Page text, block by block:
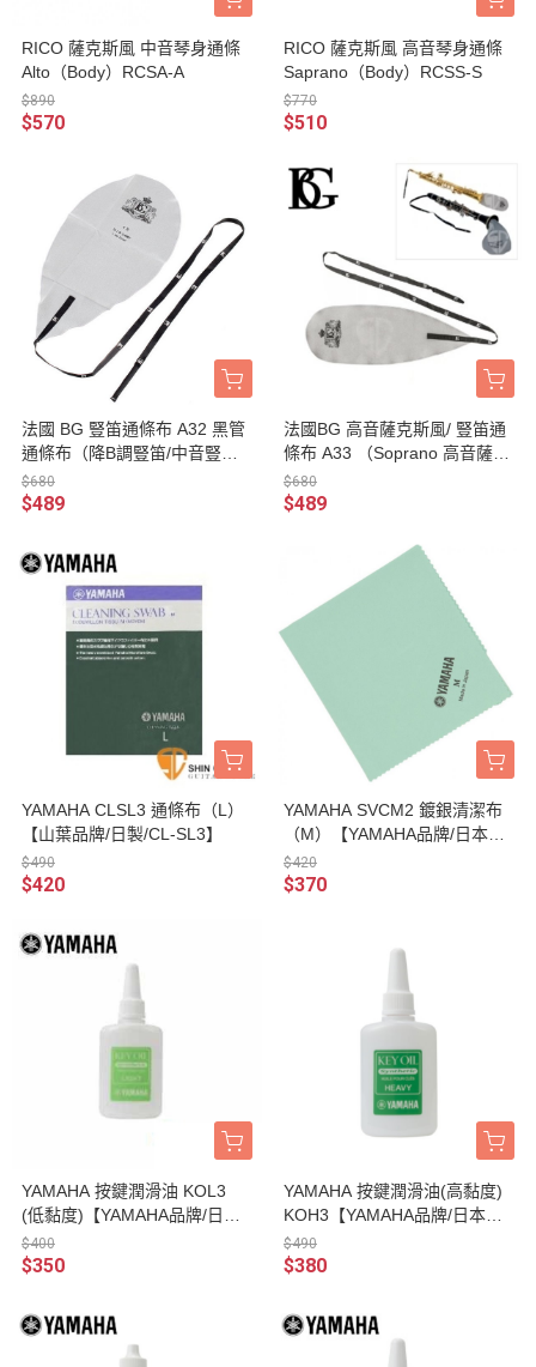
RICO 薩克斯風 中音琴身通條
Alto（Body）RCSA-A
$890
$570
RICO 薩克斯風 高音琴身通條
Saprano（Body）RCSS-S
$770
$510
法國 BG 豎笛通條布 A32 黑管
通條布（降B調豎笛/中音豎笛/
Clarinet）超細纖維/快速吸水/
可水洗
$680
$489
法國BG 高音薩克斯風/ 豎笛通
條布 A33 （Soprano 高音薩克
斯風/ Eb Clarinet 降E調豎笛）
超細纖維/快速吸水/可水洗
$680
$489
YAMAHA CLSL3 通條布（L）
【山葉品牌/日製/CL-SL3】
$490
$420
YAMAHA SVCM2 鍍銀清潔布
（M）【YAMAHA品牌/日本製/
管樂器保養品】
$420
$370
YAMAHA 按鍵潤滑油 KOL3
(低黏度)【YAMAHA品牌/日本
廠/管樂器保養品】
$400
$350
YAMAHA 按鍵潤滑油(高黏度)
KOH3【YAMAHA品牌/日本廠/
管樂器保養品】
$490
$380